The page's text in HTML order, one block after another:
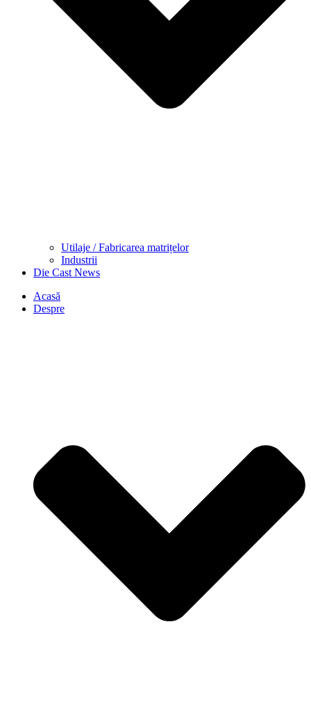
Utilaje / Fabricarea matrițelor
Industrii
Die Cast News
Acasă
Despre